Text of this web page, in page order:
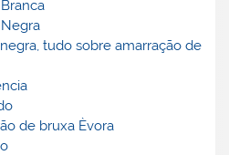
tudo sobre amarração de
de bruxa Èvora